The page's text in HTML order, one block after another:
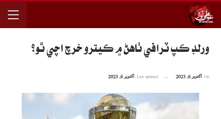
ورلڊ ڪپ ٽرافي ٺاهڻ ۾ ڪيترو خرچ اچي ٿو؟
اکتوبر 6, 2023 اکتوبر 6, 2023